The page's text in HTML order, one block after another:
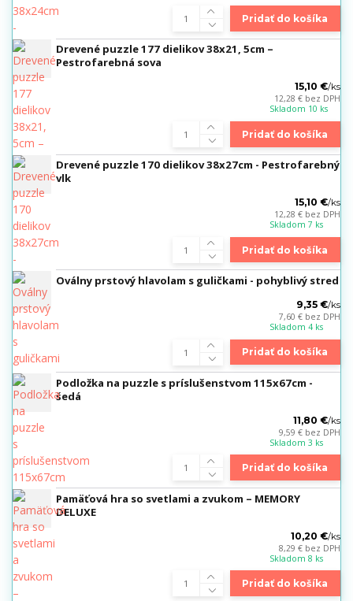
Pridať do košíka
Drevené puzzle 177 dielikov 38x21, 5cm –
Pestrofarebná sova
15,10 €/ks
12,28 € bez DPH
Skladom 10 ks
Pridať do košíka
Drevené puzzle 170 dielikov 38x27cm - Pestrofarebný
vlk
15,10 €/ks
12,28 € bez DPH
Skladom 7 ks
Pridať do košíka
Oválny prstový hlavolam s guličkami - pohyblivý stred
9,35 €/ks
7,60 € bez DPH
Skladom 4 ks
Pridať do košíka
Podložka na puzzle s príslušenstvom 115x67cm -
šedá
11,80 €/ks
9,59 € bez DPH
Skladom 3 ks
Pridať do košíka
Pamäťová hra so svetlami a zvukom – MEMORY
DELUXE
10,20 €/ks
8,29 € bez DPH
Skladom 8 ks
Pridať do košíka